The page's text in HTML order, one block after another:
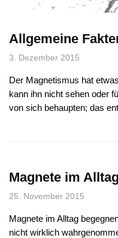
Allgemeine
3. Dezember 2015
Der Magnetismus hat
kann ihn nicht sehen oder
von sich behaupten; das
Magnete im Alltag
25. November 2015
Magnete im Alltag
nicht wirklich